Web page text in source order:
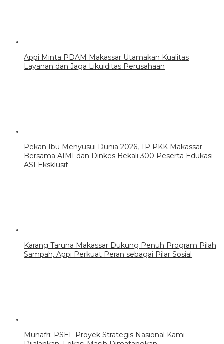
Appi Minta PDAM Makassar Utamakan Kualitas
Layanan dan Jaga Likuiditas Perusahaan
Pekan Ibu Menyusui Dunia 2026, TP PKK Makassar
Bersama AIMI dan Dinkes Bekali 300 Peserta Edukasi
ASI Eksklusif
Karang Taruna Makassar Dukung Penuh Program Pilah
Sampah, Appi Perkuat Peran sebagai Pilar Sosial
Munafri: PSEL Proyek Strategis Nasional Kami